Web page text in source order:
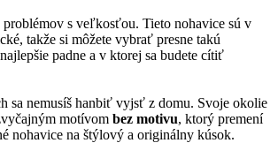
problémov s veľkosťou. Tieto nohavice sú v
takže si môžete vybrať presne takú
padne a v ktorej sa budete cítiť
sa nemusíš hanbiť vyjsť z domu. Svoje okolie
motívom bez motivu, ktorý premení
nohavice na štýlový a originálny kúsok.